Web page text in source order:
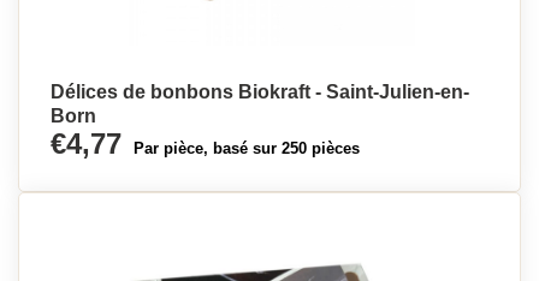
Délices de bonbons Biokraft - Saint-Julien-en-
Born
€4,77 Par pièce, basé sur 250 pièces